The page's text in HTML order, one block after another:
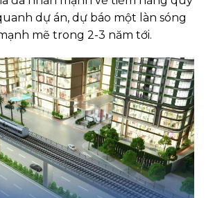
dự án, dự báo một làn sóng
mẽ trong 2-3 năm tới.